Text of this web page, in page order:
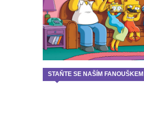
STAŇTE SE NAŠÍM FANOUŠKEM